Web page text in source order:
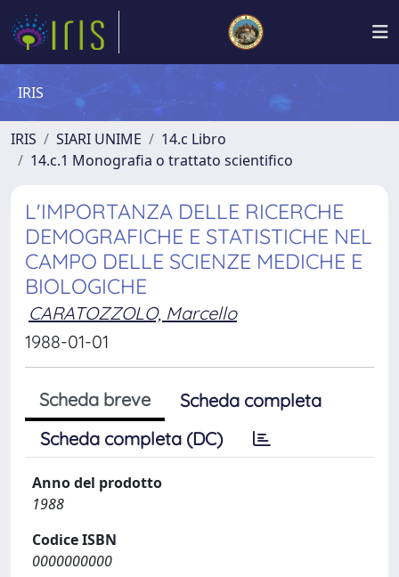
IRIS
IRIS SIARI UNIME
14.c Libro
14.c.1 Monografia o trattato scientifico
L'IMPORTANZA DELLE RICERCHE
DEMOGRAFICHE E STATISTICHE NEL
CAMPO DELLE SCIENZE MEDICHE E
BIOLOGICHE
CARATOZZOLO, Marcello
1988-01-01
Scheda breve
Scheda completa
Scheda completa (DC)
Anno del prodotto
1988
Codice ISBN
0000000000